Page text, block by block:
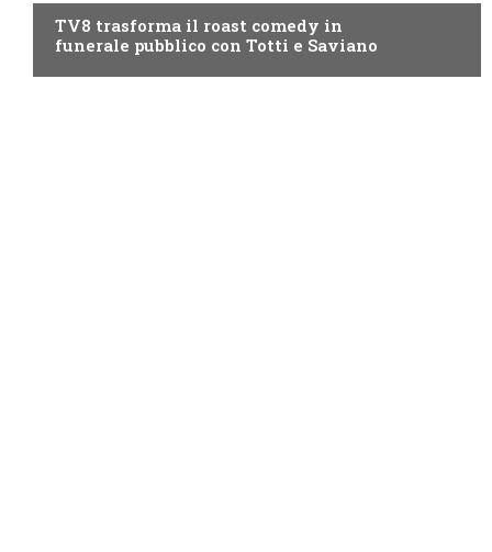
TV8 trasforma il roast comedy in
funerale pubblico con Totti e Saviano